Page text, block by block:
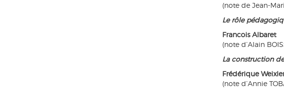
(note de Jean-
Le rôle
Francois Albaret
(note d’Alain
La construction
Frédérique
(note d’Annie